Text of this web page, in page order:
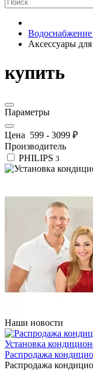
Аксессуары
купить
Параметры
Цена 599 - 3099 ₽
Производитель
PHILIPS 3
Наши новости
Установка
Распродажа
Распродажа